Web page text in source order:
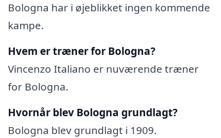
Bologna har i øjeblikket ingen kommende
kampe.
Hvem er træner for Bologna?
Vincenzo Italiano er nuværende træner
for Bologna.
Hvornår blev Bologna grundlagt?
Bologna blev grundlagt i 1909.